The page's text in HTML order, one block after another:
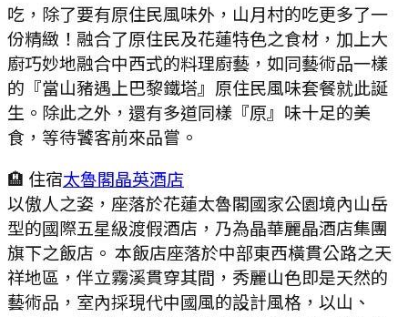
吃，除了要有原住民風味外，山月村的吃更多了一
份精緻！融合了原住民及花蓮特色之食材，加上大
廚巧妙地融合中西式的料理廚藝，如同藝術品一樣
的『當山豬遇上巴黎鐵塔』原住民風味套餐就此誕
生。除此之外，還有多道同樣『原』味十足的美
食，等待饕客前來品嘗。
🏨 住宿太魯閣晶英酒店
以傲人之姿，座落於花蓮太魯閣國家公園境內山岳
型的國際五星級渡假酒店，乃為晶華麗晶酒店集團
旗下之飯店。 本飯店座落於中部東西橫貫公路之天
祥地區，伴立霧溪貫穿其間，秀麗山色即是天然的
藝術品，室內採現代中國風的設計風格，以山、